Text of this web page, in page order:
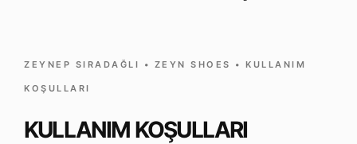
ZEYNEP SIRADAĞLI • ZEYN SHOES • KULLANIM
KOŞULLARI
KULLANIM KOŞULLARI